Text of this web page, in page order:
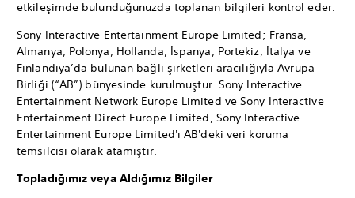
etkileşimde bulunduğunuzda toplanan bilgileri kontrol eder.
Sony Interactive Entertainment Europe Limited; Fransa,
Almanya, Polonya, Hollanda, İspanya, Portekiz, İtalya ve
Finlandiya’da bulunan bağlı şirketleri aracılığıyla Avrupa
Birliği (“AB”) bünyesinde kurulmuştur. Sony Interactive
Entertainment Network Europe Limited ve Sony Interactive
Entertainment Direct Europe Limited, Sony Interactive
Entertainment Europe Limited'ı AB'deki veri koruma
temsilcisi olarak atamıştır.
Topladığımız veya Aldığımız Bilgiler